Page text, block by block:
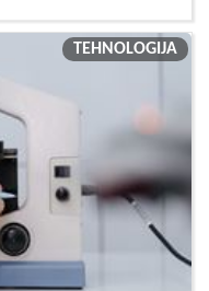
TEHNOLOGIJA